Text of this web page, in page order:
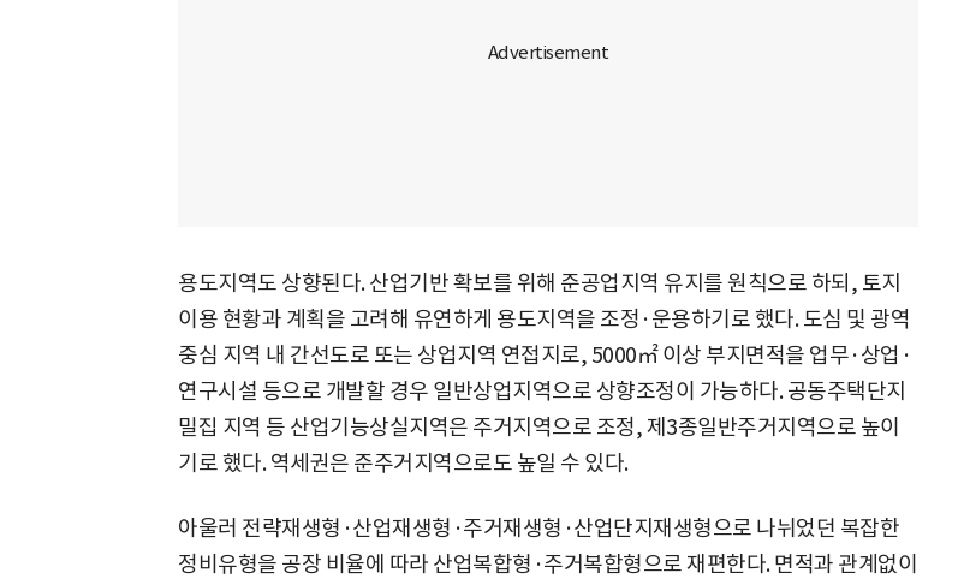
용도지역도 상향된다. 산업기반 확보를 위해 준공업지역 유지를 원칙으로 하되, 토지
이용 현황과 계획을 고려해 유연하게 용도지역을 조정·운용하기로 했다. 도심 및 광역
중심 지역 내 간선도로 또는 상업지역 연접지로, 5000㎡ 이상 부지면적을 업무·상업·
연구시설 등으로 개발할 경우 일반상업지역으로 상향조정이 가능하다. 공동주택단지
밀집 지역 등 산업기능상실지역은 주거지역으로 조정, 제3종일반주거지역으로 높이
기로 했다. 역세권은 준주거지역으로도 높일 수 있다.
아울러 전략재생형·산업재생형·주거재생형·산업단지재생형으로 나뉘었던 복잡한
정비유형을 공장 비율에 따라 산업복합형·주거복합형으로 재편한다. 면적과 관계없이